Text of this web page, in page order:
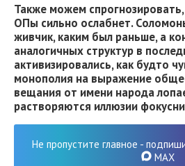
Также можем
ОПы сильно ослабнет.
живчик, каким был раньше, а
аналогичных структур в
активизировались, как будто
монополия на выражение
вещания от имени народа
растворяются иллюзии
Не пропустите главное -
MAX